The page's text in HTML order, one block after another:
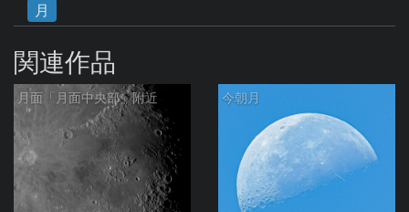
月
関連作品
月面「月面中央部」附近 今朝月